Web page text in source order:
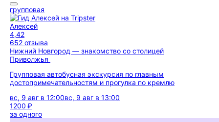
групповая
Алексей
4,42
652 отзыва
Нижний Новгород — знакомство со столицей
Приволжья
Групповая автобусная экскурсия по главным
достопримечательностям и прогулка по кремлю
вс, 9 авг в 12:00вс, 9 авг в 13:00
1200 ₽
за одного